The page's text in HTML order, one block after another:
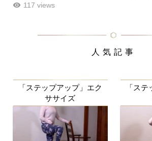
117 views
人気記事
「ステップアップ」エク
ササイズ
「ス